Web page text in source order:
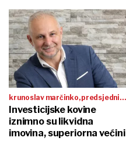
krunoslav marčinko, predsjednik
uprave društva tetragram
projekt:
Investicijske kovine
iznimno su likvidna
imovina, superiorna većini